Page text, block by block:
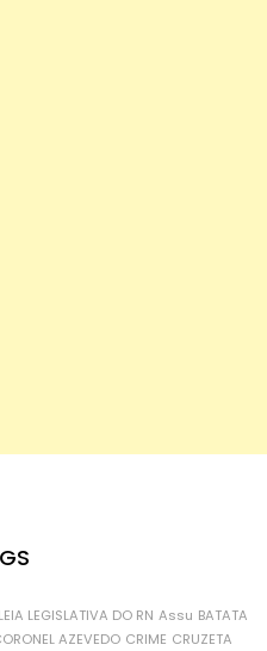
LEGISLATIVA DO RN Assu BATATA
AZEVEDO CRIME CRUZETA